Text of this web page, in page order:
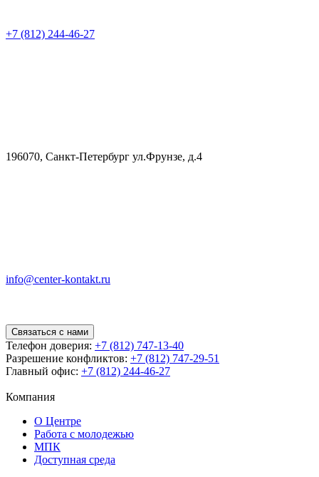
+7 (812) 244-46-27
196070, Санкт-Петербург ул.Фрунзе, д.4
info@center-kontakt.ru
Связаться с нами
Телефон доверия: +7 (812) 747-13-40
Разрешение конфликтов: +7 (812) 747-29-51
Главный офис: +7 (812) 244-46-27
Компания
О Центре
Работа с молодежью
МПК
Доступная среда